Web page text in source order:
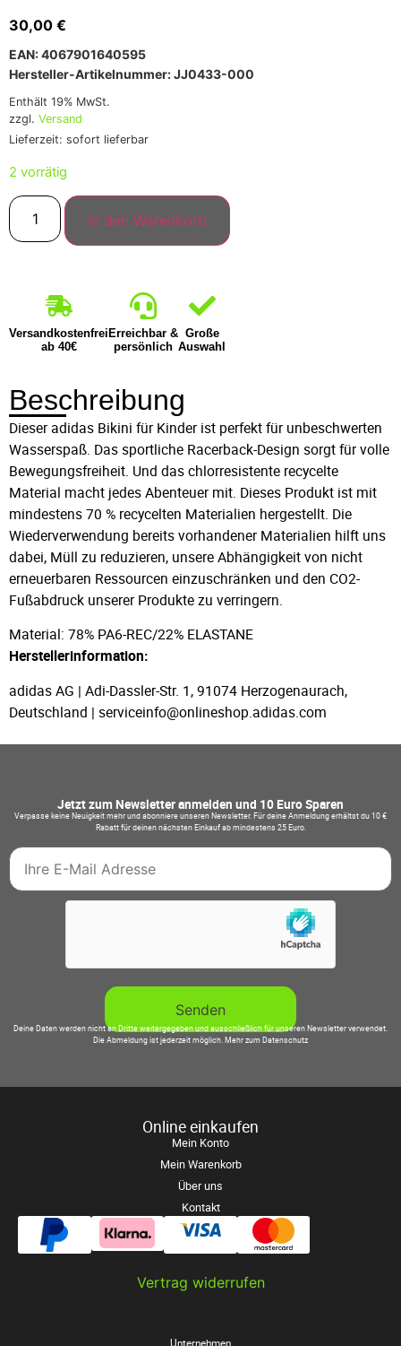
30,00 €
EAN: 4067901640595
Hersteller-Artikelnummer: JJ0433-000
Enthält 19% MwSt.
zzgl. Versand
Lieferzeit: sofort lieferbar
2 vorrätig
In den Warenkorb
Versandkostenfrei
ab 40€
Erreichbar &
persönlich
Große
Auswahl
Beschreibung
Dieser adidas Bikini für Kinder ist perfekt für unbeschwerten
Wasserspaß. Das sportliche Racerback-Design sorgt für volle
Bewegungsfreiheit. Und das chlorresistente recycelte
Material macht jedes Abenteuer mit. Dieses Produkt ist mit
mindestens 70 % recycelten Materialien hergestellt. Die
Wiederverwendung bereits vorhandener Materialien hilft uns
dabei, Müll zu reduzieren, unsere Abhängigkeit von nicht
erneuerbaren Ressourcen einzuschränken und den CO2-
Fußabdruck unserer Produkte zu verringern.
Material: 78% PA6-REC/22% ELASTANE
Herstellerinformation:
adidas AG | Adi-Dassler-Str. 1, 91074 Herzogenaurach,
Deutschland | serviceinfo@onlineshop.adidas.com
Jetzt zum Newsletter anmelden und 10 Euro Sparen
Verpasse keine Neuigkeit mehr und abonniere unseren Newsletter. Für deine Anmeldung erhältst du 10 €
Rabatt für deinen nächsten Einkauf ab mindestens 25 Euro.
Deine Daten werden nicht an Dritte weitergegeben und ausschließlich für unseren Newsletter verwendet.
Die Abmeldung ist jederzeit möglich. Mehr zum Datenschutz
Online einkaufen
Mein Konto
Mein Warenkorb
Über uns
Kontakt
Vertrag widerrufen
Unternehmen